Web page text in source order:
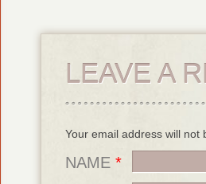
LEAVE A
Your email address will
NAME *